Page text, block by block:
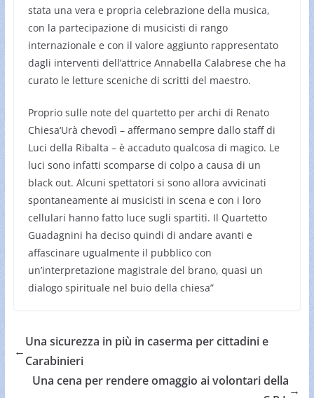
stata una vera e propria celebrazione della musica,
con la partecipazione di musicisti di rango
internazionale e con il valore aggiunto rappresentato
dagli interventi dell’attrice Annabella Calabrese che ha
curato le letture sceniche di scritti del maestro.
Proprio sulle note del quartetto per archi di Renato
Chiesa‘Urà chevodì – affermano sempre dallo staff di
Luci della Ribalta – è accaduto qualcosa di magico. Le
luci sono infatti scomparse di colpo a causa di un
black out. Alcuni spettatori si sono allora avvicinati
spontaneamente ai musicisti in scena e con i loro
cellulari hanno fatto luce sugli spartiti. Il Quartetto
Guadagnini ha deciso quindi di andare avanti e
affascinare ugualmente il pubblico con
un’interpretazione magistrale del brano, quasi un
dialogo spirituale nel buio della chiesa”
←
Una sicurezza in più in caserma per cittadini e
Carabinieri
Una cena per rendere omaggio ai volontari della
→